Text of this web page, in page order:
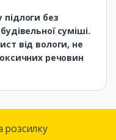
підлоги без
суміші.
від вологи, не
речовин
розсилку